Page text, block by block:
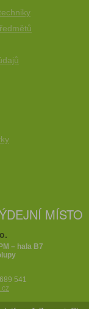
MÍSTO
– hala B7
541